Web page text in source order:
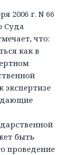
2006 г. N 66
Суда
что:
как в
экспертизе
быть
проведение